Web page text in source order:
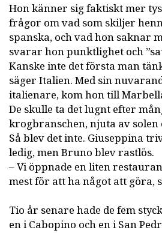
Hon känner sig faktiskt mer
frågor om vad som skiljer
spanska, och vad hon saknar
svarar hon punktlighet och
Kanske inte det första man
säger Italien. Med sin
italienare, kom hon till
De skulle ta det lugnt efter
krogbranschen, njuta av solen
Så blev det inte. Giuseppina
ledig, men Bruno blev rastlös.
– Vi öppnade en liten
mest för att ha något att göra,
Tio år senare hade de fem
en i Cabopino och en i San